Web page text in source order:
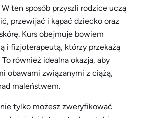
ten sposób przyszli rodzice uczą
przewijać i kąpać dziecko oraz
Kurs obejmuje bowiem
i fizjoterapeutą, którzy przekażą
również idealna okazja, aby
obawami związanymi z ciążą,
maleństwem.
tylko możesz zweryfikować